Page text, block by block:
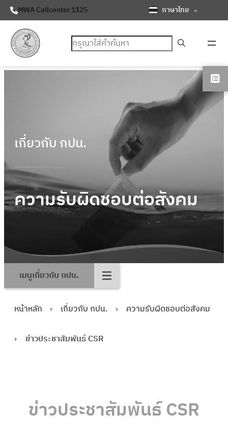
MWA Callcenter 1125 ภาษาไทย
ค้นหา
เกี่ยวกับ กปน.
ความรับผิดชอบต่อสังคม
เมนูเกี่ยวกับ กปน.
หน้าหลัก เกี่ยวกับ กปน. ความรับผิดชอบต่อสังคม
ข่าวประชาสัมพันธ์ CSR
ข่าวประชาสัมพันธ์ CSR